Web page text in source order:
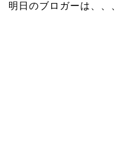
明日のブロガーは、、、